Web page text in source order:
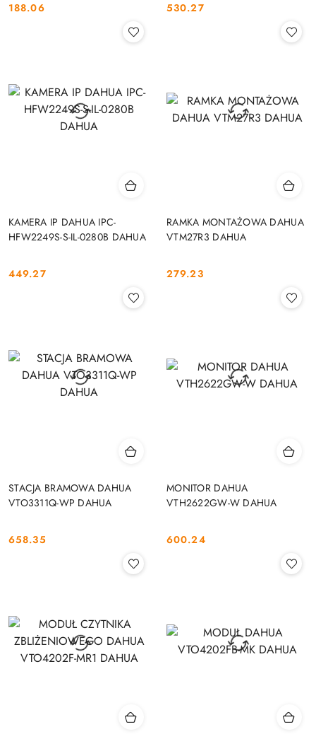
Cena:
188.06 Cena:
530.27
KAMERA IP DAHUA IPC-
HFW2249S-S-IL-0280B DAHUA
Cena:
449.27
RAMKA MONTAŻOWA DAHUA
VTM27R3 DAHUA
Cena:
279.23
STACJA BRAMOWA DAHUA
VTO3311Q-WP DAHUA
Cena:
658.35
MONITOR DAHUA
VTH2622GW-W DAHUA
Cena:
600.24